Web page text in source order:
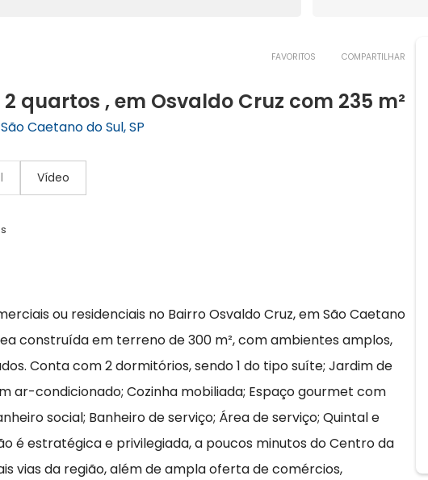
FAVORITOS COMPARTILHAR
quartos , em Osvaldo Cruz com 235 m²
Caetano do Sul, SP
Vídeo
ou residenciais no Bairro Osvaldo Cruz, em São Caetano
construída em terreno de 300 m², com ambientes amplos,
Conta com 2 dormitórios, sendo 1 do tipo suíte; Jardim de
ar-condicionado; Cozinha mobiliada; Espaço gourmet com
social; Banheiro de serviço; Área de serviço; Quintal e
é estratégica e privilegiada, a poucos minutos do Centro da
vias da região, além de ampla oferta de comércios,